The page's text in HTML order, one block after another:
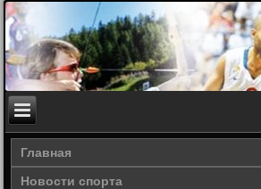
Главная
Новости спорта